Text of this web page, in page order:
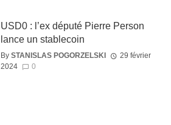
USD0 : l’ex député Pierre Person
lance un stablecoin
By STANISLAS POGORZELSKI
29 février
2024
0